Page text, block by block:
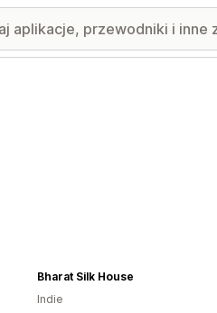
Bharat Silk House
Indie